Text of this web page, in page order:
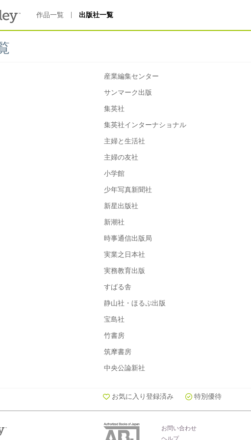
作品一覧 出版社一覧
産業編集センター
サンマーク出版
集英社
集英社インターナショナル
主婦と生活社
主婦の友社
小学館
少年写真新聞社
新星出版社
新潮社
時事通信出版局
実業之日本社
実務教育出版
すばる舎
静山社・ほるぷ出版
宝島社
竹書房
筑摩書房
中央公論新社
お気に入り登録済み 特別優待
お問い合わせ
ヘルプ